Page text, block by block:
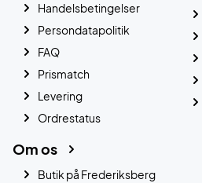
Handelsbetingelser
Persondatapolitik
FAQ
Prismatch
Levering
Ordrestatus
Om os
Butik på Frederiksberg